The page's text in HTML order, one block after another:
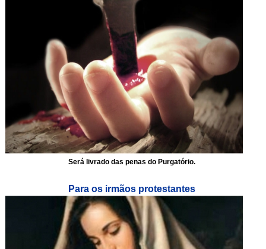
Será livrado das penas do Purgatório.
Para os irmãos protestantes